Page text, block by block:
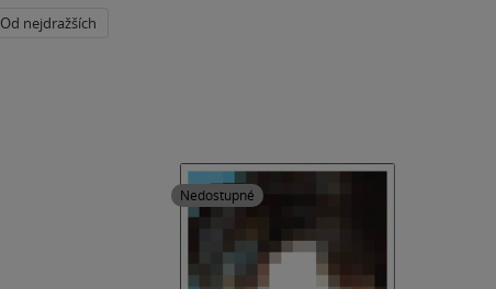
Od nejdražších
Nedostupné